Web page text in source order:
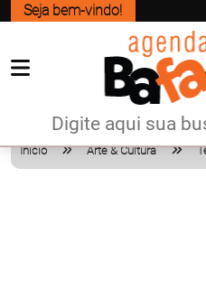
Seja bem-vindo!
Início Arte & Cultura